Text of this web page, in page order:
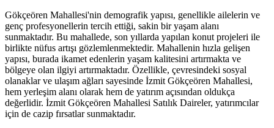
Gökçeören Mahallesi'nin demografik yapısı, genellikle ailelerin ve
genç profesyonellerin tercih ettiği, sakin bir yaşam alanı
sunmaktadır. Bu mahallede, son yıllarda yapılan konut projeleri ile
birlikte nüfus artışı gözlemlenmektedir. Mahallenin hızla gelişen
yapısı, burada ikamet edenlerin yaşam kalitesini artırmakta ve
bölgeye olan ilgiyi artırmaktadır. Özellikle, çevresindeki sosyal
olanaklar ve ulaşım ağları sayesinde İzmit Gökçeören Mahallesi,
hem yerleşim alanı olarak hem de yatırım açısından oldukça
değerlidir. İzmit Gökçeören Mahallesi Satılık Daireler, yatırımcılar
için de cazip fırsatlar sunmaktadır.